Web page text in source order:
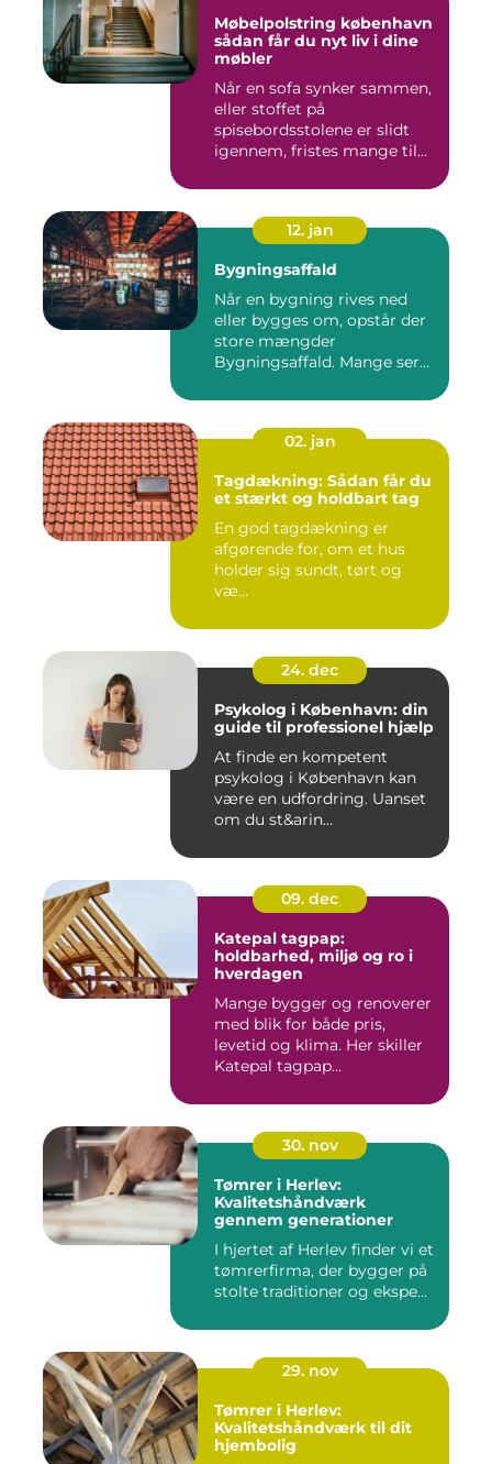
Møbelpolstring københavn
sådan får du nyt liv i dine
møbler
Når en sofa synker sammen,
eller stoffet på
spisebordsstolene er slidt
igennem, fristes mange til
12. jan
Bygningsaffald
Når en bygning rives ned
eller bygges om, opstår der
store mængder
Bygningsaffald. Mange ser
02. jan
Tagdækning: Sådan får du
et stærkt og holdbart tag
En god tagdækning er
afgørende for, om et hus
holder sig sundt, tørt og
væ...
24. dec
Psykolog i København: din
guide til professionel hjælp
At finde en kompetent
psykolog i København kan
være en udfordring. Uanset
om du st&arin...
09. dec
Katepal tagpap:
holdbarhed, miljø og ro i
hverdagen
Mange bygger og renoverer
med blik for både pris,
levetid og klima. Her skiller
Katepal tagpap...
30. nov
Tømrer i Herlev:
Kvalitetshåndværk
gennem generationer
I hjertet af Herlev finder vi et
tømrerfirma, der bygger på
stolte traditioner og ekspe...
29. nov
Tømrer i Herlev:
Kvalitetshåndværk til dit
hjembolig